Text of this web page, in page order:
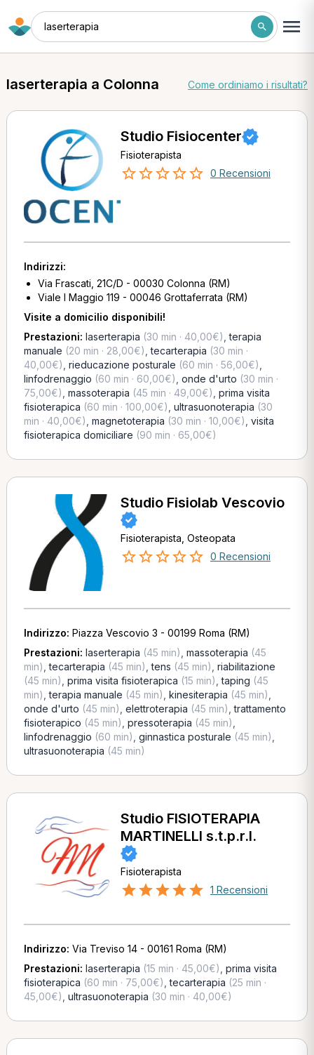
laserterapia
laserterapia a Colonna Come ordiniamo i risultati?
Studio Fisiocenter
Fisioterapista
0 Recensioni
Indirizzi:
Via Frascati, 21C/D - 00030 Colonna (RM)
Viale I Maggio 119 - 00046 Grottaferrata (RM)
Visite a domicilio disponibili!
Prestazioni: laserterapia (30 min · 40,00€) ,terapia
manuale (20 min · 28,00€) ,tecarterapia (30 min ·
40,00€) rieducazione posturale (60 min · 56,00€)
linfodrenaggio (60 min · 60,00€) onde d'urto (30 min ·
75,00€) massoterapia (45 min · 49,00€) prima visita
fisioterapica (60 min · 100,00€) ultrasuonoterapia (30
min · 40,00€) magnetoterapia (30 min · 10,00€) visita
fisioterapica domiciliare (90 min · 65,00€)
Studio Fisiolab Vescovio
Fisioterapista, Osteopata
0 Recensioni
Indirizzo: Piazza Vescovio 3 - 00199 Roma (RM)
Prestazioni: laserterapia (45 min) massoterapia (45
min) ,tecarterapia (45 min) ,tens (45 min) riabilitazione
(45 min) prima visita fisioterapica (15 min) ,taping (45
min) ,terapia manuale (45 min) kinesiterapia (45 min)
onde d'urto (45 min) elettroterapia (45 min) ,trattamento
fisioterapico (45 min) pressoterapia (45 min)
linfodrenaggio (60 min) ginnastica posturale (45 min)
ultrasuonoterapia (45 min)
Studio FISIOTERAPIA
MARTINELLI s.t.p.r.l.
Fisioterapista
1 Recensioni
Indirizzo: Via Treviso 14 - 00161 Roma (RM)
Prestazioni: laserterapia (15 min · 45,00€) prima visita
fisioterapica (60 min · 75,00€) ,tecarterapia (25 min ·
45,00€) ultrasuonoterapia (30 min · 40,00€)